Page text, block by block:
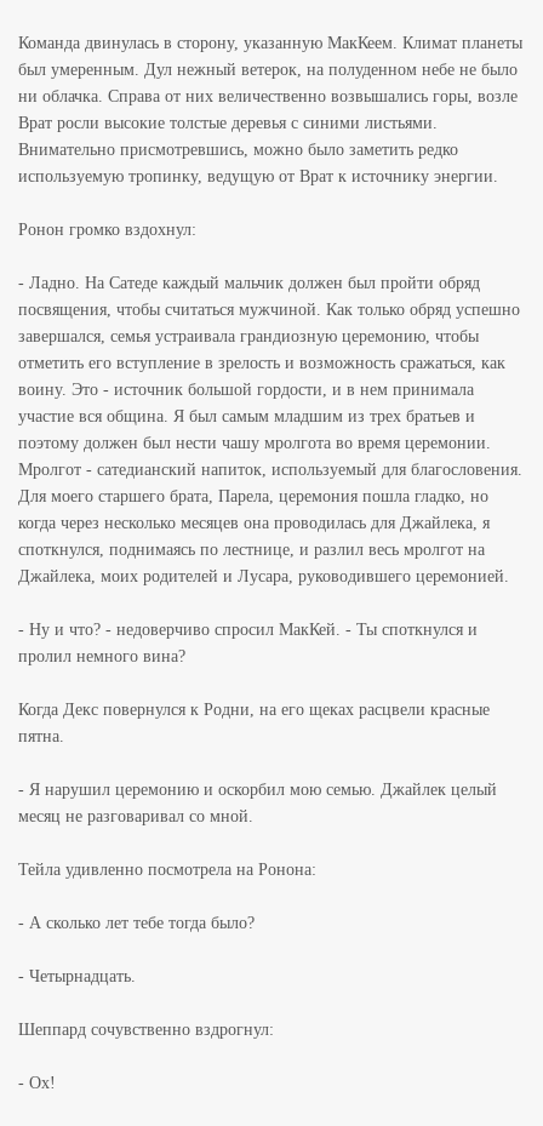
Команда двинулась в сторону, указанную МакКеем. Климат планеты
был умеренным. Дул нежный ветерок, на полуденном небе не было
ни облачка. Справа от них величественно возвышались горы, возле
Врат росли высокие толстые деревья с синими листьями.
Внимательно присмотревшись, можно было заметить редко
используемую тропинку, ведущую от Врат к источнику энергии.
Ронон громко вздохнул:
- Ладно. На Сатеде каждый мальчик должен был пройти обряд
посвящения, чтобы считаться мужчиной. Как только обряд успешно
завершался, семья устраивала грандиозную церемонию, чтобы
отметить его вступление в зрелость и возможность сражаться, как
воину. Это - источник большой гордости, и в нем принимала
участие вся община. Я был самым младшим из трех братьев и
поэтому должен был нести чашу мролгота во время церемонии.
Мролгот - сатедианский напиток, используемый для благословения.
Для моего старшего брата, Парела, церемония пошла гладко, но
когда через несколько месяцев она проводилась для Джайлека, я
споткнулся, поднимаясь по лестнице, и разлил весь мролгот на
Джайлека, моих родителей и Лусара, руководившего церемонией.
- Ну и что? - недоверчиво спросил МакКей. - Ты споткнулся и
пролил немного вина?
Когда Декс повернулся к Родни, на его щеках расцвели красные
пятна.
- Я нарушил церемонию и оскорбил мою семью. Джайлек целый
месяц не разговаривал со мной.
Тейла удивленно посмотрела на Ронона:
- А сколько лет тебе тогда было?
- Четырнадцать.
Шеппард сочувственно вздрогнул:
- Ох!